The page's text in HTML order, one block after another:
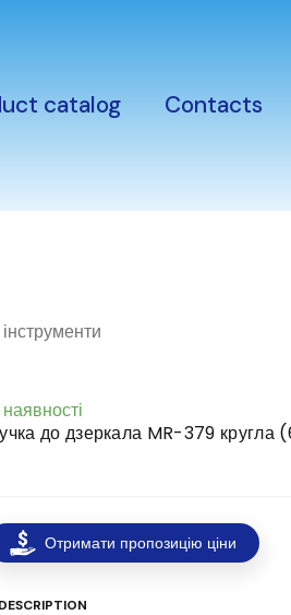
catalog Contacts
до дзеркала MR-379 кругла
Отримати пропозицію ціни
DESCRIPTION